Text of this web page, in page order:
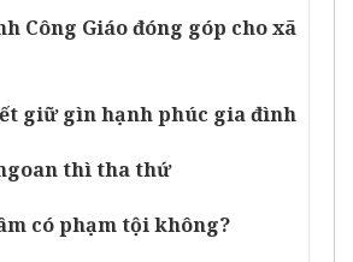
Công Giáo đóng góp cho xã
giữ gìn hạnh phúc gia đình
thì tha thứ
có phạm tội không?